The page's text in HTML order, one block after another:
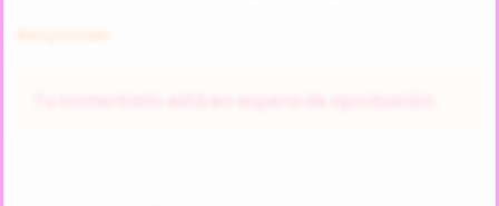
Responder